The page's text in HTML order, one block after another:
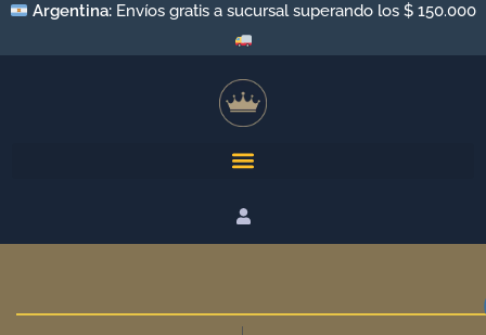
Argentina: Envíos gratis a sucursal superando los $ 150.000